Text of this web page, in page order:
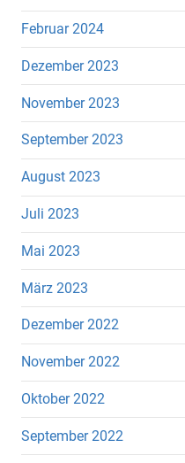
Februar 2024
Dezember 2023
November 2023
September 2023
August 2023
Juli 2023
Mai 2023
März 2023
Dezember 2022
November 2022
Oktober 2022
September 2022